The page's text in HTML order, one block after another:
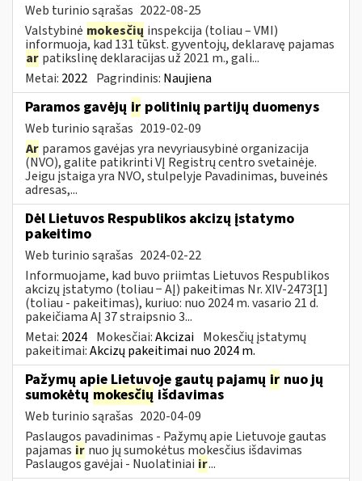
Web turinio sąrašas 2022-08-25
Valstybinė mokesčių inspekcija (toliau – VMI)
informuoja, kad 131 tūkst. gyventojų, deklaravę pajamas
ar patikslinę deklaracijas už 2021 m., gali...
Metai: 2022 Pagrindinis: Naujiena
Paramos gavėjų ir politinių partijų duomenys
Web turinio sąrašas 2019-02-09
Ar paramos gavėjas yra nevyriausybinė organizacija
(NVO), galite patikrinti VĮ Registrų centro svetainėje.
Jeigu įstaiga yra NVO, stulpelyje Pavadinimas, buveinės
adresas,...
Dėl Lietuvos Respublikos akcizų įstatymo
pakeitimo
Web turinio sąrašas 2024-02-22
Informuojame, kad buvo priimtas Lietuvos Respublikos
akcizų įstatymo (toliau − AĮ) pakeitimas Nr. XIV-2473[1]
(toliau - pakeitimas), kuriuo: nuo 2024 m. vasario 21 d.
pakeičiama AĮ 37 straipsnio 3...
Metai: 2024 Mokesčiai:Akcizai Mokesčių įstatymų
pakeitimai:Akcizų pakeitimai nuo 2024 m.
Pažymų apie Lietuvoje gautų pajamų ir nuo jų
sumokėtų mokesčių išdavimas
Web turinio sąrašas 2020-04-09
Paslaugos pavadinimas - Pažymų apie Lietuvoje gautas
pajamas ir nuo jų sumokėtus mokesčius išdavimas
Paslaugos gavėjai - Nuolatiniai ir...